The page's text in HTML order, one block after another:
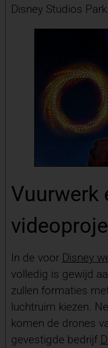
Disney Studios Park.
Vuurwerk
In de voor Disney
volledig is gewijd
zullen formaties
luchtruim kiezen.
komen de drones
gevestigde bedrijf